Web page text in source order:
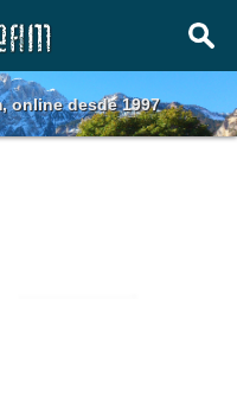
online desde 1997